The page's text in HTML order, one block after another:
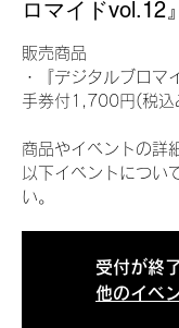
ロマイドvol.12
販売商品
・『デジタルブロ
手券付1,700円(税込
商品やイベントの詳
以下イベントについ
い。
受付が終
他のイベ